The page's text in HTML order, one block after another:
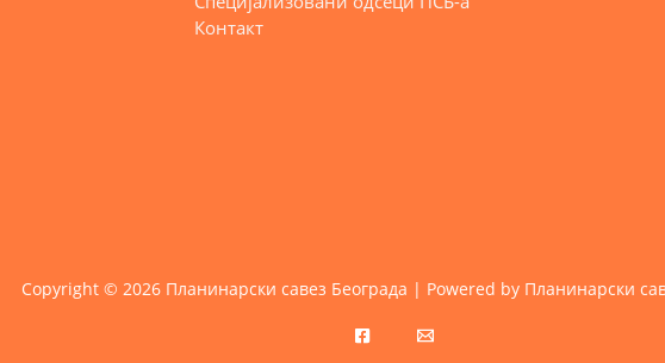
Контакт
Copyright © 2026 Планинарски савез Београда | Powered by Планинарски